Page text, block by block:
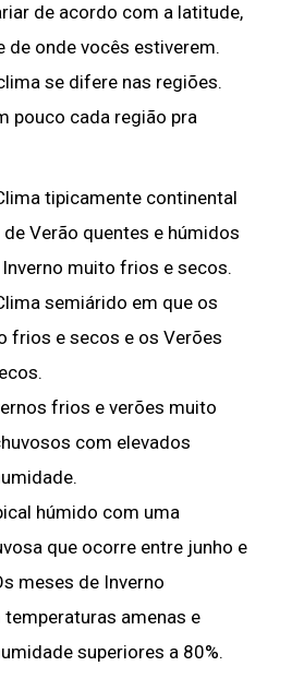
de acordo com a latitude,
de onde vocês estiverem.
se difere nas regiões.
pouco cada região pra
tipicamente continental
Verão quentes e húmidos
muito frios e secos.
semiárido em que os
frios e secos e os Verões
frios e verões muito
com elevados
húmido com uma
que ocorre entre junho e
meses de Inverno
temperaturas amenas e
superiores a 80%.